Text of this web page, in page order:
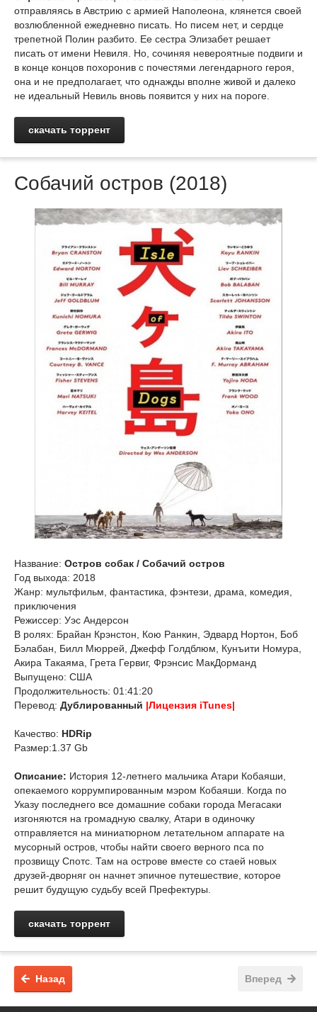
отправляясь в Австрию с армией Наполеона, клянется своей
возлюбленной ежедневно писать. Но писем нет, и сердце
трепетной Полин разбито. Ее сестра Элизабет решает
писать от имени Невиля. Но, сочиняя невероятные подвиги и
в конце концов похоронив с почестями легендарного героя,
она и не предполагает, что однажды вполне живой и далеко
не идеальный Невиль вновь появится у них на пороге.
скачать торрент
Собачий остров (2018)
Название: Остров собак / Собачий остров
Год выхода: 2018
Жанр: мультфильм, фантастика, фэнтези, драма, комедия,
приключения
Режиссер: Уэс Андерсон
В ролях: Брайан Крэнстон, Кою Ранкин, Эдвард Нортон, Боб
Бэлабан, Билл Мюррей, Джефф Голдблюм, Кунъити Номура,
Акира Такаяма, Грета Гервиг, Фрэнсис МакДорманд
Выпущено: США
Продолжительность: 01:41:20
Перевод: Дублированный |Лицензия iTunes|
Качество: HDRip
Размер:1.37 Gb
Описание: История 12-летнего мальчика Атари Кобаяши,
опекаемого коррумпированным мэром Кобаяши. Когда по
Указу последнего все домашние собаки города Мегасаки
изгоняются на громадную свалку, Атари в одиночку
отправляется на миниатюрном летательном аппарате на
мусорный остров, чтобы найти своего верного пса по
прозвищу Спотс. Там на острове вместе со стаей новых
друзей-дворняг он начнет эпичное путешествие, которое
решит будущую судьбу всей Префектуры.
скачать торрент
Назад Вперед